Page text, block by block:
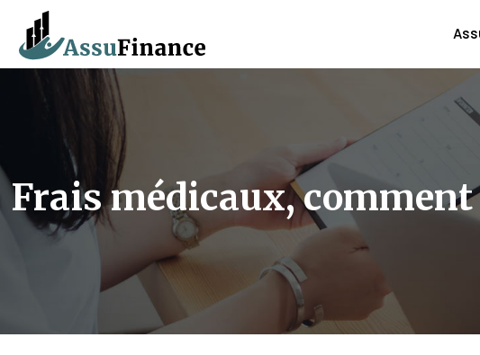
Frais médicaux,